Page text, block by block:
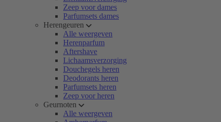
Zeep voor dames
Parfumsets dames
Herengeuren
Alle weergeven
Herenparfum
Aftershave
Lichaamsverzorging
Douchegels heren
Deodorants heren
Parfumsets heren
Zeep voor heren
Geurnoten
Alle weergeven